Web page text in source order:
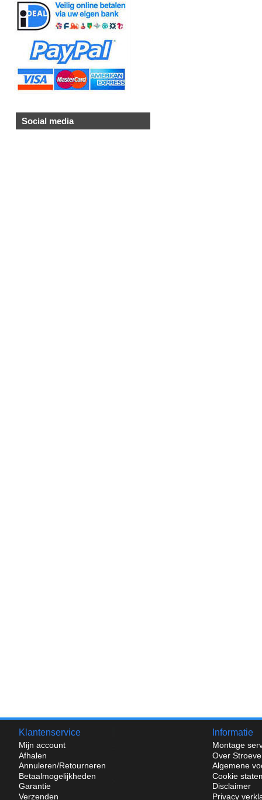
Social media
Klantenservice
Mijn account
Afhalen
Annuleren/Retourneren
Betaalmogelijkheden
Garantie
Verzenden
Informatie
Montage
Over
Algemene
Cookie
Disclaimer
Privacy